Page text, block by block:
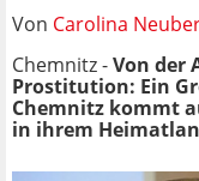
Von Carolina
Chemnitz -Von der
Prostitution: Ein
Chemnitz kommt
in ihrem